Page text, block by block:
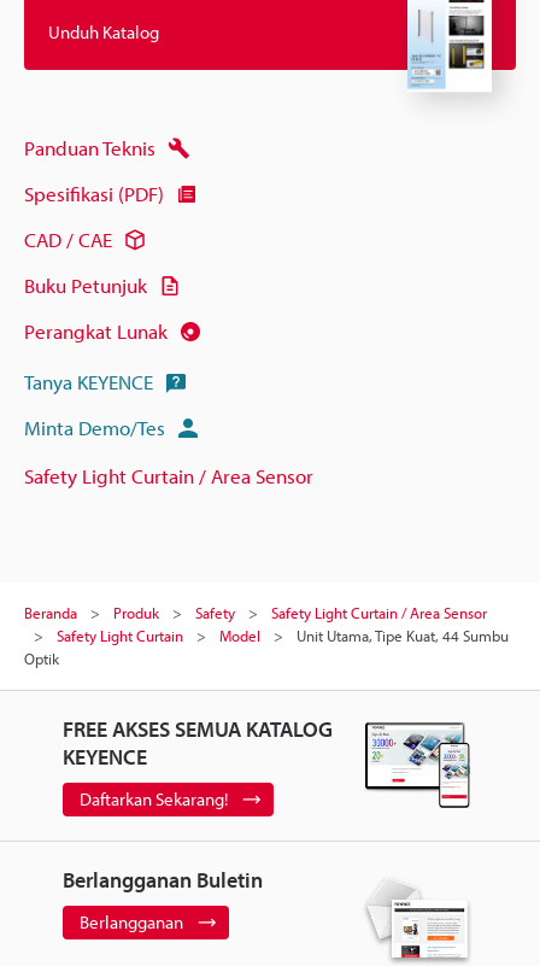
Unduh Katalog
Panduan Teknis
Spesifikasi (PDF)
CAD / CAE
Buku Petunjuk
Perangkat Lunak
Tanya KEYENCE
Minta Demo/Tes
Safety Light Curtain / Area Sensor
Beranda Produk Safety
Safety Light Curtain / Area Sensor
Safety Light Curtain
Model
Unit Utama, Tipe Kuat, 44 Sumbu
Optik
FREE AKSES SEMUA KATALOG
KEYENCE
Daftarkan Sekarang!
Berlangganan Buletin
Berlangganan